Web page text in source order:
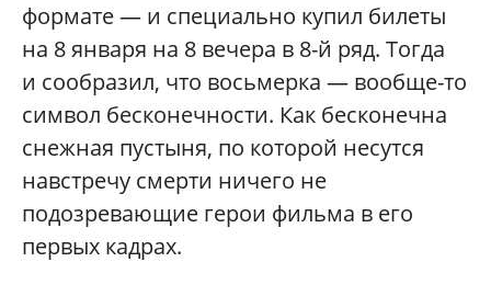
формате — и специально купил билеты
на 8 января на 8 вечера в 8-й ряд. Тогда
и сообразил, что восьмерка — вообще-то
символ бесконечности. Как бесконечна
снежная пустыня, по которой несутся
навстречу смерти ничего не
подозревающие герои фильма в его
первых кадрах.